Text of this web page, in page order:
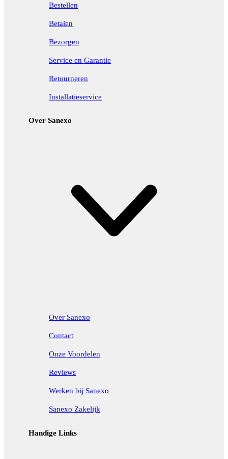
Bestellen
Betalen
Bezorgen
Service en Garantie
Retourneren
Installatieservice
Over Sanexo
Over Sanexo
Contact
Onze Voordelen
Reviews
Werken bij Sanexo
Sanexo Zakelijk
Handige Links